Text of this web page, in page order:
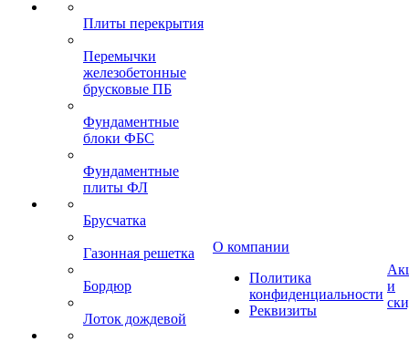
Плиты перекрытия
Перемычки
железобетонные
брусковые ПБ
Фундаментные
блоки ФБС
Фундаментные
плиты ФЛ
Брусчатка
Газонная решетка
Бордюр
Лоток дождевой
О компании
Политика
конфиденциальности
Реквизиты
и